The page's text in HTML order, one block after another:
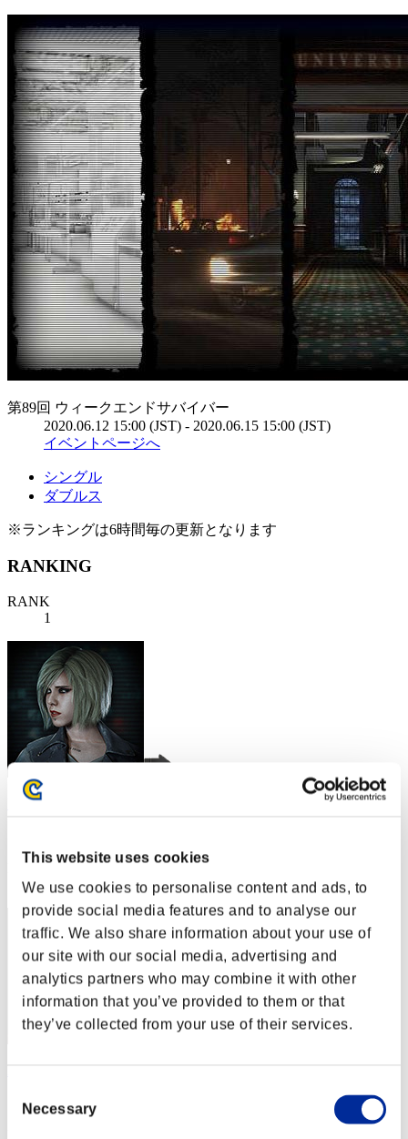
This website uses cookies
We use cookies to personalise content and ads, to
provide social media features and to analyse our
traffic. We also share information about your use of
our site with our social media, advertising and
analytics partners who may combine it with other
information that you’ve provided to them or that
they’ve collected from your use of their services.
Selection
Necessary
第89回 ウィークエンドサバイバー
2020.06.12 15:00 (JST) - 2020.06.15 15:00 (JST)
イベントページへ
シングル
ダブルス
※ランキングは6時間毎の更新となります
RANKING
RANK
1
Hilda Guardian
RANK
2
BarryPowerBurton77
スコア:30階層/43'28"67